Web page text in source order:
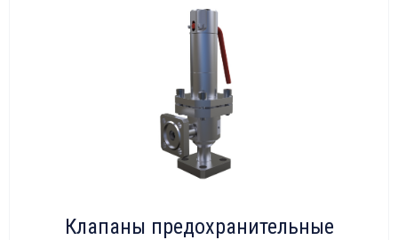
Клапаны предохранительные